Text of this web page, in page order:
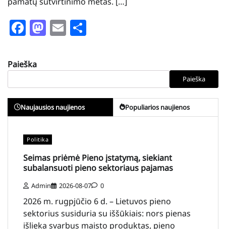
Facebook
Mastodon
Email
Paieška
Paieška
Naujausios naujienos Populiarios naujienos
Politika
Seimas priėmė Pieno įstatymą, siekiant
subalansuoti pieno sektoriaus pajamas
Admin 2026-08-07 0
2026 m. rugpjūčio 6 d. – Lietuvos pieno
sektorius susiduria su iššūkiais: nors pienas
išlieka svarbus maisto produktas, pieno